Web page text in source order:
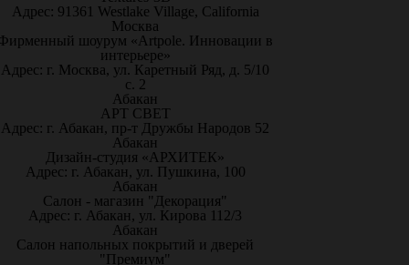
Адрес: 91361 Westlake Village, California
Москва
шоурум «Artpole. Инновации в
интерьере»
Адрес: г. Москва, ул. Каретный Ряд, д. 5/10
с. 2
Абакан
АРТ СВЕТ
Адрес: г. Абакан, пр-т Дружбы Народов 52
Абакан
Дизайн-студия «АРХИТЕК»
Адрес: г. Абакан, ул. Пушкина, 100
Абакан
Салон - магазин "Декорация"
Адрес: г. Абакан, ул. Кирова 112/3
Абакан
Салон напольных покрытий и дверей
"Премиум"